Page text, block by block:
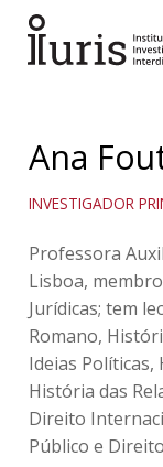
Ana
INVESTIGADOR
Professora
Lisboa,
Jurídicas; tem
Romano,
Ideias
História das
Direito
Público e